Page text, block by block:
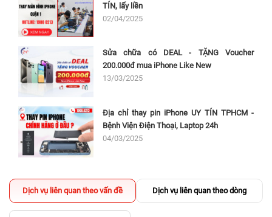
TÍN, lấy liền
02/04/2025
Sửa chữa có DEAL - TẶNG Voucher
200.000đ mua iPhone Like New
13/03/2025
Địa chỉ thay pin iPhone UY TÍN TPHCM -
Bệnh Viện Điện Thoại, Laptop 24h
04/03/2025
Dịch vụ liên quan theo vấn đề Dịch vụ liên quan theo dòng